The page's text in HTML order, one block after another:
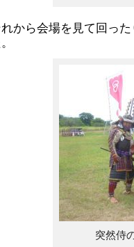
から会場を見て回っ
突然侍